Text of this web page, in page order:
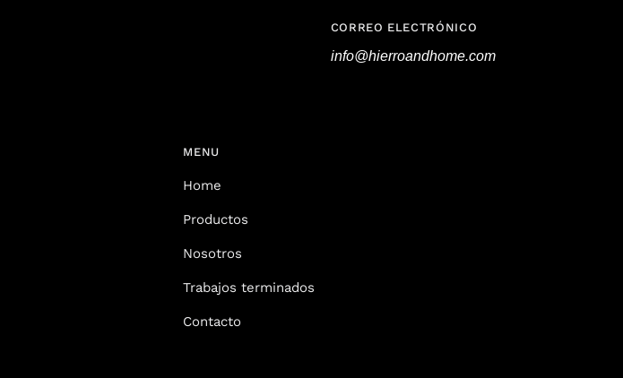
CORREO ELECTRÓNICO
info@hierroandhome.com
MENU
Home
Productos
Nosotros
Trabajos terminados
Contacto